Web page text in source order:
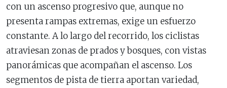
con un ascenso progresivo que, aunque no
presenta rampas extremas, exige un esfuerzo
constante. A lo largo del recorrido, los ciclistas
atraviesan zonas de prados y bosques, con vistas
panorámicas que acompañan el ascenso. Los
segmentos de pista de tierra aportan variedad,